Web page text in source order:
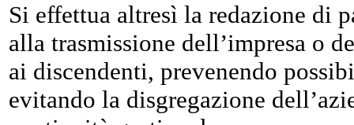
Si effettua altresì la redazione di
alla trasmissione dell’impresa o
ai discendenti, prevenendo
evitando la disgregazione